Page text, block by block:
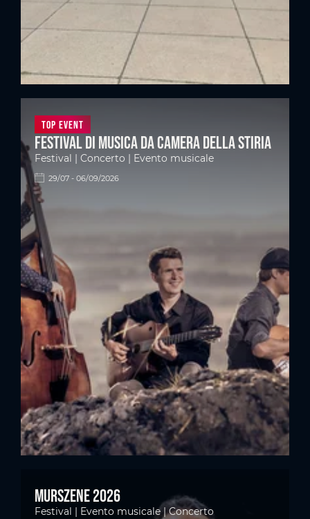
Top Event
Festival di musica da camera della Stiria
Festival | Concerto | Evento musicale
29/07 - 06/09/2026
Murszene 2026
Festival | Evento musicale | Concerto